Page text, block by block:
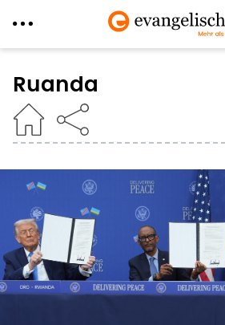
zum
Inhalt
Ruanda